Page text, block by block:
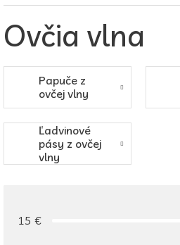
Ovčia vlna
Papuče z
ovčej vlny
Ľadvinové
pásy z ovčej
vlny
15 €